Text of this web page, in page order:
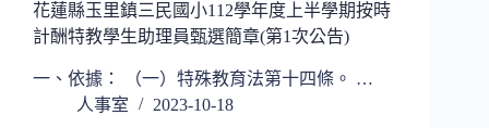
花蓮縣玉里鎮三民國小112學年度上半學期按時
計酬特教學生助理員甄選簡章(第1次公告)
一、依據： （一）特殊教育法第十四條。 …
人事室
2023-10-18